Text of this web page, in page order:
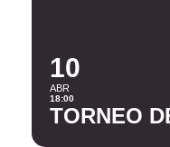
10
ABR
18:00
TORNEO